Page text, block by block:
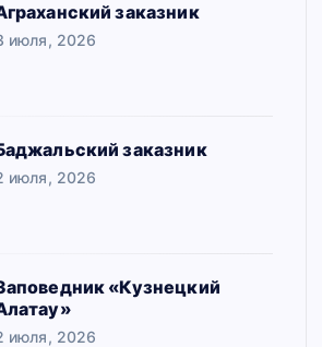
заказник
июля, 2026
заказник
июля, 2026
«Кузнецкий
июля, 2026